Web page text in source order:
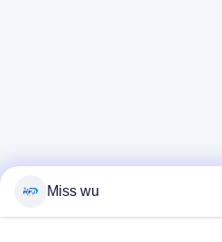
Miss wu